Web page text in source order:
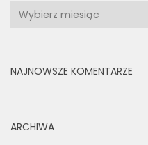
Archiwa
NAJNOWSZE KOMENTARZE
ARCHIWA